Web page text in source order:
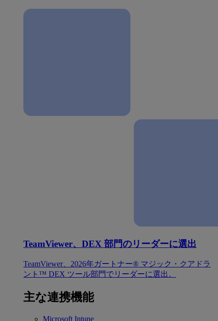
TeamViewer、DEX 部門のリーダーに選出
TeamViewer、2026年ガートナー® マジック・クアドラ
ント™ DEX ツール部門でリーダーに選出。
主な連携機能
Microsoft Intune